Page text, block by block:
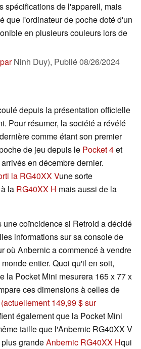
spécifications de l'appareil, mais
que l'ordinateur de poche doté d'un
en plusieurs couleurs lors de
Ninh Duy), Publié08/26/2024
depuis la présentation officielle
Pour résumer, la société a révélé
comme étant son premier
de jeu depuis le Pocket 4et
en décembre dernier.
la RG40XX Vune sorte
la RG40XX H mais aussi de la
une coïncidence si Retroid a décidé
informations sur sa console de
où Anbernic a commencé à vendre
entier. Quoi qu'il en soit,
la Pocket Mini mesurera 165 x 77 x
ces dimensions à celles de
(actuellement 149,99 $ sur
également que la Pocket Mini
taille que l'Anbernic RG40XX V
grandeAnbernic RG40XX Hqui